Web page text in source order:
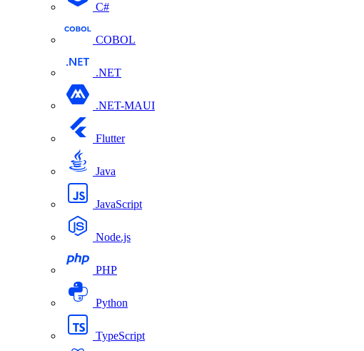
С#
COBOL
.NET
.NET-MAUI
Flutter
Java
JavaScript
Node.js
PHP
Python
TypeScript